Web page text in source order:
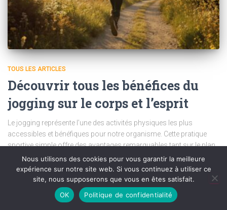
TOUS LES ARTICLES
Découvrir tous les bénéfices du
jogging sur le corps et l’esprit
Le jogging représente l’une des activités physiques les plus
accessibles et bénéfiques pour notre organisme. Cette pratique
sportive simple offre des avantages remarquables tant sur le plan
physique que mental. Il est essentiel d’explorer ces multiples
bienfaits pour comprendre pourquoi Lire la suite
Tom, il y a8 mois
Nous utilisons des cookies pour vous garantir la meilleure
expérience sur notre site web. Si vous continuez à utiliser ce
site, nous supposerons que vous en êtes satisfait.
OK
Politique de confidentialité